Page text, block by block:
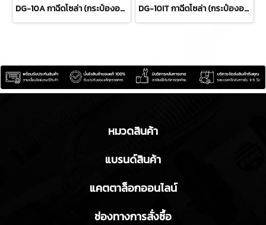
DG-10A กาฉีดโซล่า (กระป๋องอลูมิเนียม) OKURA DG-10IT กาฉีดโซล่า (กระป๋องอลูมิเนียม-ปรับระดับได้) OKURA
หมวดสินค้า
แบรนด์สินค้า
แคตตาล็อกออนไลน์
ช่องทางการสั่งซื้อ